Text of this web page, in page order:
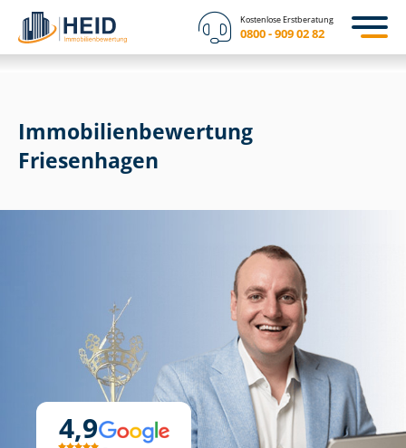
Kostenlose Erstberatung
0800 - 909 02 82
4,9
Immobilien­bewertung
Friesenhagen